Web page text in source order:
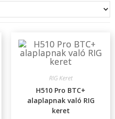
RIG Keret
H510 Pro BTC+
alaplapnak való RIG
keret